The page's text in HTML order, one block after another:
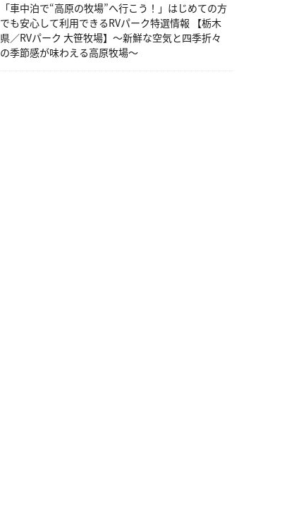
「車中泊で“高原の牧場”へ行こう！」はじめての方
でも安心して利用できるRVパーク特選情報 【栃木
県／RVパーク 大笹牧場】～新鮮な空気と四季折々
の季節感が味わえる高原牧場～